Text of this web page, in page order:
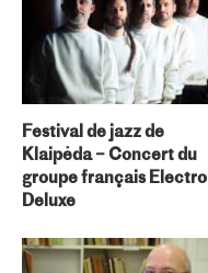
Festival de jazz de
Klaipėda – Concert du
groupe français Electro
Deluxe